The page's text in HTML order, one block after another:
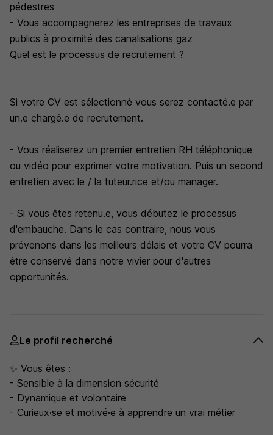
pédestres
- Vous accompagnerez les entreprises de travaux
publics à proximité des canalisations gaz
Quel est le processus de recrutement ?
Si votre CV est sélectionné vous serez contacté.e par
un.e chargé.e de recrutement.
- Vous réaliserez un premier entretien RH téléphonique
ou vidéo pour exprimer votre motivation. Puis un second
entretien avec le / la tuteur.rice et/ou manager.
- Si vous êtes retenu.e, vous débutez le processus
d'embauche. Dans le cas contraire, nous vous
prévenons dans les meilleurs délais et votre CV pourra
être conservé dans notre vivier pour d'autres
opportunités.
Le profil recherché
✨ Vous êtes :
- Sensible à la dimension sécurité
- Dynamique et volontaire
- Curieux·se et motivé·e à apprendre un vrai métier